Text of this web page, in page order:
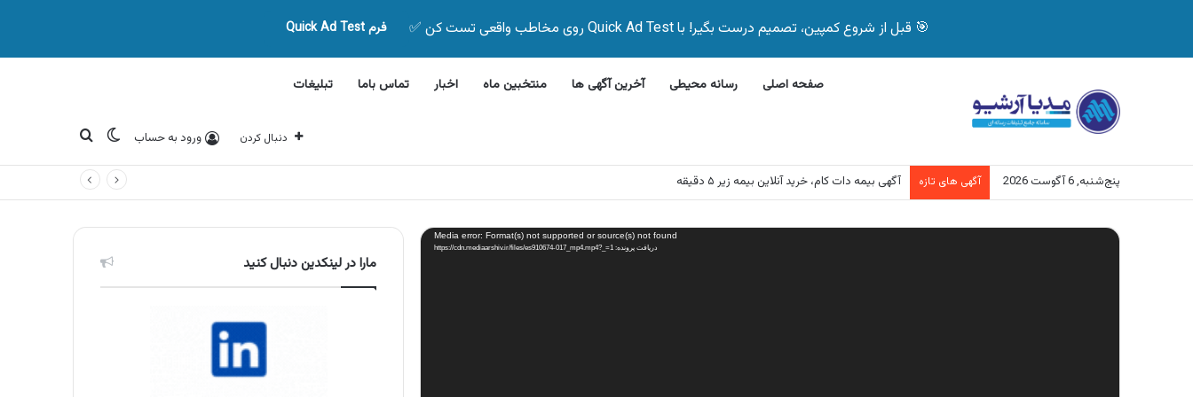
🎯 قبل از شروع کمپین، تصمیم درست بگیر! با Quick Ad Test روی مخاطب واقعی تست کن ✅ فرم Quick Ad Test
صفحه اصلی رسانه محیطی آخرین آگهی ها منتخبین ماه اخبار تماس باما تبلیغات
دنبال کردن ورود به حساب تغییر پوسته
جستجو برای
پنج‌شنبه, 6 آگوست 2026 آگهی های تازه آگهی بیمه دات کام، خرید آنلاین بیمه زیر ۵ دقیقه
نمایشگر
ویدیو Media error: Format(s) not supported or source(s) not found
دریافت پرونده: https://cdn.mediaarshiv.ir/files/es910674-017_mp4.mp4?_=1
مارا در لینکدین دنبال کنید